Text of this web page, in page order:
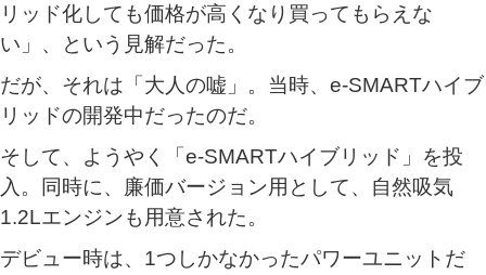
リッド化しても価格が高くなり買ってもらえな
い」、という見解だった。
だが、それは「大人の嘘」。当時、e‐SMARTハイブ
リッドの開発中だったのだ。
そして、ようやく「e‐SMARTハイブリッド」を投
入。同時に、廉価バージョン用として、自然吸気
1.2Lエンジンも用意された。
デビュー時は、1つしかなかったパワーユニットだ